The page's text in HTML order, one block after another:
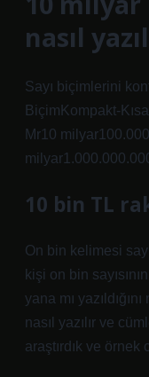
nasıl
Sayı biçimlerini
BiçimKompakt-
Mr10
10 bin TL
On bin kelimesi
kişi on bin
yana mı
nasıl yazılır ve
araştırdık ve